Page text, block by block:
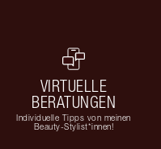
VIRTUELLE
BERATUNGEN
Individuelle Tipps von meinen
Beauty-Stylist*innen!